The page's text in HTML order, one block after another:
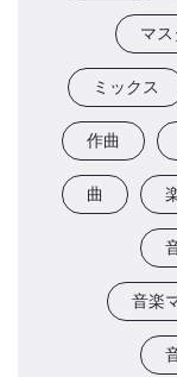
マ
ミックス
作曲
曲
音楽